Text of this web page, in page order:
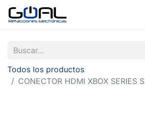
Todos los productos
CONECTOR HDMI XBOX SERIES S